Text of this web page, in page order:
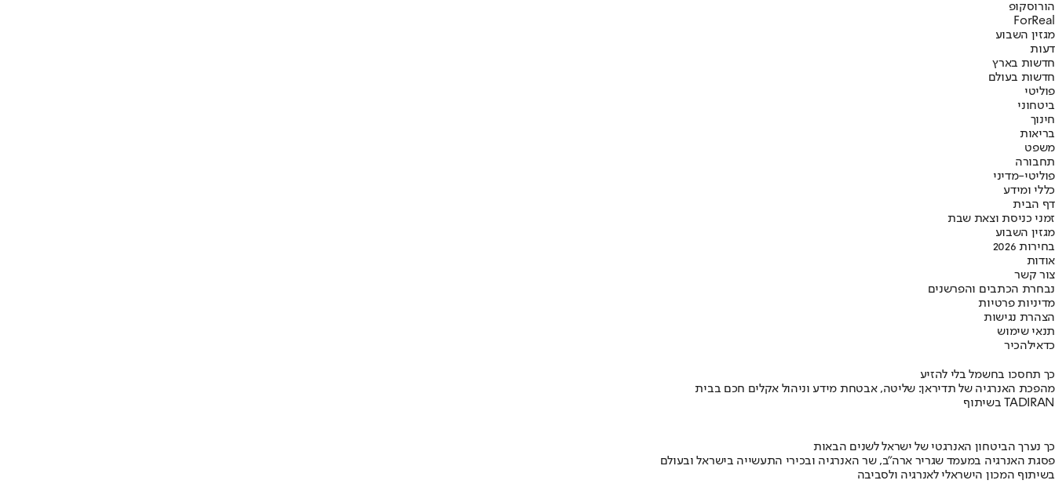
הורוסקופ
ForReal
מגזין השבוע
דעות
חדשות בארץ
חדשות בעולם
פוליטי
ביטחוני
חינוך
בריאות
משפט
תחבורה
פוליטי-מדיני
כללי ומידע
דף הבית
זמני כניסת וצאת שבת
מגזין השבוע
בחירות 2026
אודות
צור קשר
נבחרת הכתבים והפרשנים
מדיניות פרטיות
הצהרת נגישות
תנאי שימוש
כדאילהכיר
כך תחסכו בחשמל בלי להזיע
מהפכת האנרגיה של תדיראן: שליטה, אבטחת מידע וניהול אקלים חכם בבית
בשיתוף TADIRAN
כך נערך הביטחון האנרגטי של ישראל לשנים הבאות
פסגת האנרגיה במעמד שגריר ארה"ב, שר האנרגיה ובכירי התעשייה בישראל ובעולם
בשיתוף המכון הישראלי לאנרגיה ולסביבה